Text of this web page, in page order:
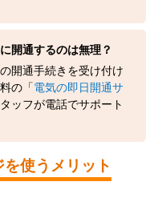
開通するのは無理？
開通手続きを受け付け
の「電気の即日開通サ
ッフが電話でサポート
使うメリット